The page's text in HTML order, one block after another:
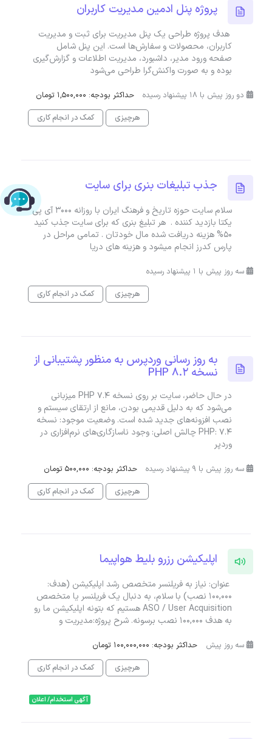
پروژه پنل ادمین مدیریت کاربران
هدف پروژه طراحی یک پنل مدیریت برای ثبت و مدیریت
کاربران، محصولات و سفارش‌ها است. این پنل شامل
صفحه ورود مدیر، داشبورد، مدیریت اطلاعات و گزارش‌گیری
بوده و به صورت واکنش‌گرا طراحی می‌شود
دو روز پیش با 18 پیشنهاد رسیده
حداکثر بودجه: 1,500,000 تومان
هرچیزی
کمک در انجام کاری
جذب تبلیغات بنری برای سایت
سلام سایت حوزه تاریخ و فرهنگ ایران با روزانه 3000 آی پی
یکتا بازدید کننده . هر تبلیغ بنری که برای سایت جذب کنید
50% هزینه دریافت شده مال خودتان . تمامی مراحل در
پارس کدرز انجام میشود و هزینه های دریا
سه روز پیش با 1 پیشنهاد رسیده
هرچیزی
کمک در انجام کاری
به روز رسانی وردپرس به منظور پشتیبانی از
نسخه PHP 8.2
در حال حاضر، سایت بر روی نسخه PHP 7.4 میزبانی
می‌شود که به دلیل قدیمی بودن، مانع از ارتقای سیستم و
نصب افزونه‌های جدید شده است. وضعیت موجود: نسخه
PHP: 7.4 چالش اصلی: وجود ناسازگاری‌های نرم‌افزاری در
وردپر
سه روز پیش با 9 پیشنهاد رسیده
حداکثر بودجه: 500,000 تومان
هرچیزی
کمک در انجام کاری
اپلیکیشن رزرو بلیط هواپیما
عنوان: نیاز به فریلنسر متخصص رشد اپلیکیشن (هدف:
۱۰۰,۰۰۰ نصب) با سلام، به دنبال یک فریلنسر یا متخصص
ASO / User Acquisition هستیم که بتونه اپلیکیشن ما رو
به هدف ۱۰۰,۰۰۰ نصب برسونه. شرح پروژه:مدیریت و
سه روز پیش
حداکثر بودجه: 100,000,000 تومان
هرچیزی
کمک در انجام کاری
آگهی استخدام/ اعلان
چت با پشتیبانی پارس‌کدرز